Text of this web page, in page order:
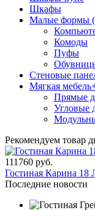
Шкафы
Малые формы
Комоды
Пуфы
Стеновые
Мягкая мебель
Прямые
Угловые
Рекомендуем товар
111760 руб.
Гостиная Карина 18
Последние новости